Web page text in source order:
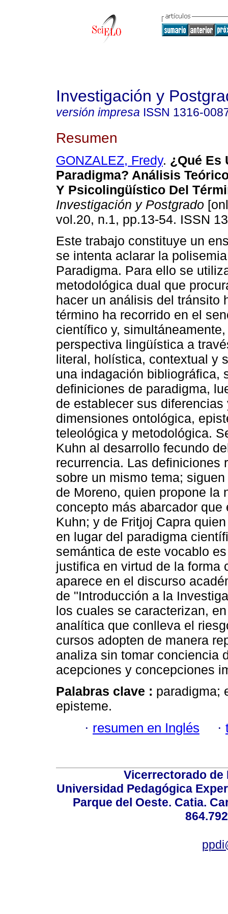
Investigación y
versión impresa ISSN 1316-
Resumen
GONZALEZ, Fredy. ¿ Qué Es
Paradigma? Análisis
Y Psicolingüístico Del
Investigación y Postgrado
vol.20, n.1, pp.13-54. ISSN
Este trabajo constituye un
se intenta aclarar la
Paradigma. Para ello se
metodológica dual que
hacer un análisis del tránsito
término ha recorrido en el
científico y,
perspectiva lingüística a
literal, holística, contextual y
una indagación bibliográfica,
definiciones de paradigma,
de establecer sus
dimensiones ontológica,
teleológica y metodológica.
Kuhn al desarrollo fecundo
recurrencia. Las definiciones
sobre un mismo tema;
de Moreno, quien propone la
concepto más abarcador
Kuhn; y de Fritjoj Capra
en lugar del paradigma
semántica de este vocablo
justifica en virtud de la forma
aparece en el discurso
de "Introducción a la
los cuales se caracterizan,
analítica que conlleva el
cursos adopten de manera
analiza sin tomar conciencia
acepciones y concepciones
Palabras clave : paradigma;
episteme.
· resumen en Inglés ·
Vicerrectorado
Universidad Pedagógica
Parque del Oeste. Catia.